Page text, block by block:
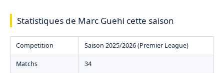
Statistiques de Marc Guehi cette saison
Competition Saison 2025/2026 (Premier League)
Matchs 34